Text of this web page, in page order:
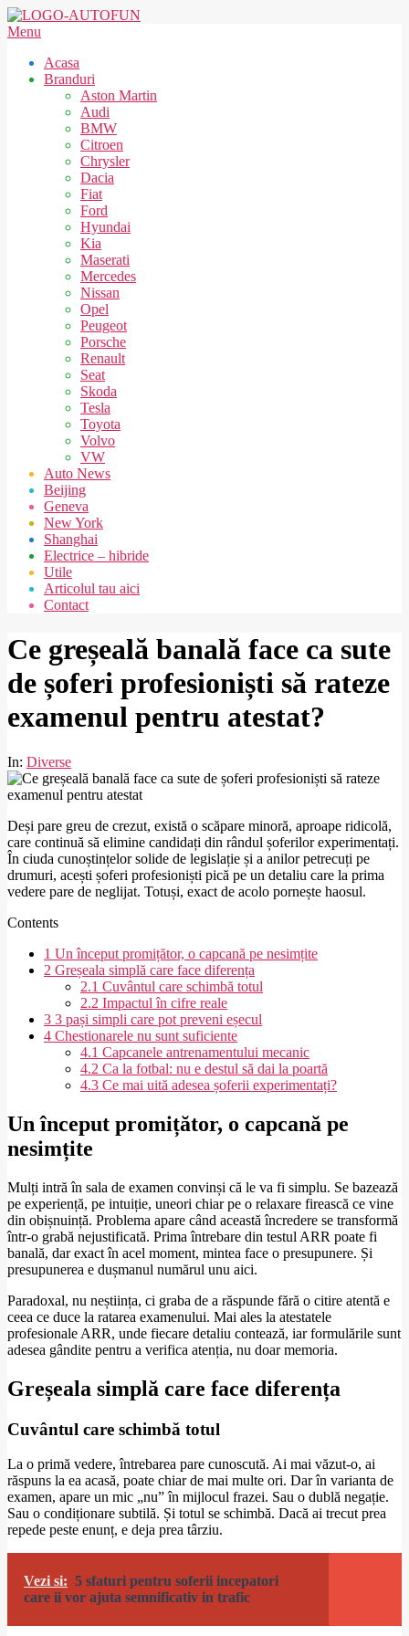
Skip
to
AUTOFUN
Secondary
Menu
Menu
Acasa
Branduri
Aston Martin
Audi
BMW
Citroen
Chrysler
Dacia
Fiat
Ford
Hyundai
Kia
Maserati
Mercedes
Nissan
Opel
Peugeot
Porsche
Renault
Seat
Skoda
Tesla
Toyota
Volvo
VW
Auto News
Beijing
Geneva
New York
Shanghai
Electrice – hibride
Utile
Articolul tau aici
Contact
Ce greșeală banală face ca sute
de șoferi profesioniști să rateze
examenul pentru atestat?
In: Diverse
Deși pare greu de crezut, există o scăpare minoră, aproape ridicolă,
care continuă să elimine candidați din rândul șoferilor experimentați.
În ciuda cunoștințelor solide de legislație și a anilor petrecuți pe
drumuri, acești șoferi profesioniști pică pe un detaliu care la prima
vedere pare de neglijat. Totuși, exact de acolo pornește haosul.
Contents
1 Un început promițător, o capcană pe nesimțite
2 Greșeala simplă care face diferența
2.1 Cuvântul care schimbă totul
2.2 Impactul în cifre reale
3 3 pași simpli care pot preveni eșecul
4 Chestionarele nu sunt suficiente
4.1 Capcanele antrenamentului mecanic
4.2 Ca la fotbal: nu e destul să dai la poartă
4.3 Ce mai uită adesea șoferii experimentați?
Un început promițător, o capcană pe
nesimțite
Mulți intră în sala de examen convinși că le va fi simplu. Se bazează
pe experiență, pe intuiție, uneori chiar pe o relaxare firească ce vine
din obișnuință. Problema apare când această încredere se transformă
într-o grabă nejustificată. Prima întrebare din testul ARR poate fi
banală, dar exact în acel moment, mintea face o presupunere. Și
presupunerea e dușmanul numărul unu aici.
Paradoxal, nu neștiința, ci graba de a răspunde fără o citire atentă e
ceea ce duce la ratarea examenului. Mai ales la atestatele
profesionale ARR, unde fiecare detaliu contează, iar formulările sunt
adesea gândite pentru a verifica atenția, nu doar memoria.
Greșeala simplă care face diferența
Cuvântul care schimbă totul
La o primă vedere, întrebarea pare cunoscută. Ai mai văzut-o, ai
răspuns la ea acasă, poate chiar de mai multe ori. Dar în varianta de
examen, apare un mic „nu” în mijlocul frazei. Sau o dublă negație.
Sau o condiționare subtilă. Și totul se schimbă. Dacă ai trecut prea
repede peste enunț, e deja prea târziu.
Vezi si: 5 sfaturi pentru soferii incepatori
care ii vor ajuta semnificativ in trafic